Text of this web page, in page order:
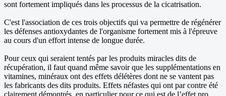
sont fortement impliqués dans les processus de la cicatrisation.
C'est l'association de ces trois objectifs qui va permettre de régénérer
les défenses antioxydantes de l'organisme fortement mis à l'épreuve
au cours d'un effort intense de longue durée.
Pour ceux qui seraient tentés par les produits miracles dits de
récupération, il faut quand même savoir que les supplémentations en
vitamines, minéraux ont des effets délétères dont ne se vantent pas
les fabricants des dits produits. Effets néfastes qui ont par contre été
clairement démontrés, en particulier pour ce qui est de l’effet pro